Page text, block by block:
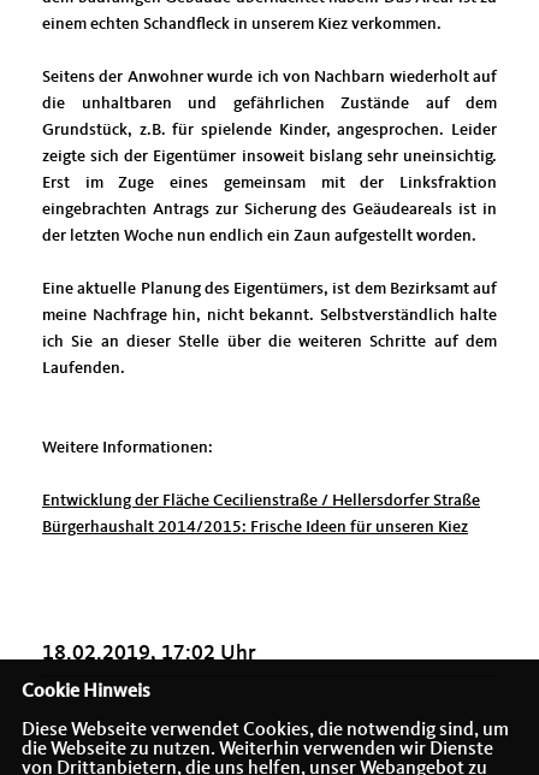
einem echten Schandfleck in unserem Kiez verkommen.
Seitens der Anwohner wurde ich von Nachbarn wiederholt auf
die unhaltbaren und gefährlichen Zustände auf dem
Grundstück, z.B. für spielende Kinder, angesprochen. Leider
zeigte sich der Eigentümer insoweit bislang sehr uneinsichtig.
Erst im Zuge eines gemeinsam mit der Linksfraktion
eingebrachten Antrags zur Sicherung des Geäudeareals ist in
der letzten Woche nun endlich ein Zaun aufgestellt worden.
Eine aktuelle Planung des Eigentümers, ist dem Bezirksamt auf
meine Nachfrage hin, nicht bekannt. Selbstverständlich halte
ich Sie an dieser Stelle über die weiteren Schritte auf dem
Laufenden.
Weitere Informationen:
Entwicklung der Fläche Cecilienstraße / Hellersdorfer Straße
Bürgerhaushalt 2014/2015: Frische Ideen für unseren Kiez
18.02.2019, 17:02 Uhr
Cookie Hinweis
Diese Webseite verwendet Cookies, die notwendig sind, um
die Webseite zu nutzen. Weiterhin verwenden wir Dienste
von Drittanbietern, die uns helfen, unser Webangebot zu